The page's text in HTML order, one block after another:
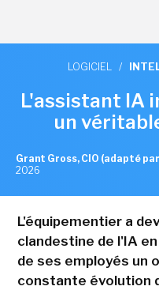
LOGICIEL /
L'assistant IA
un
Grant Gross, CIO (adapté
2026
L'équipementier a
clandestine de l'IA
de ses employés un
constante évolution